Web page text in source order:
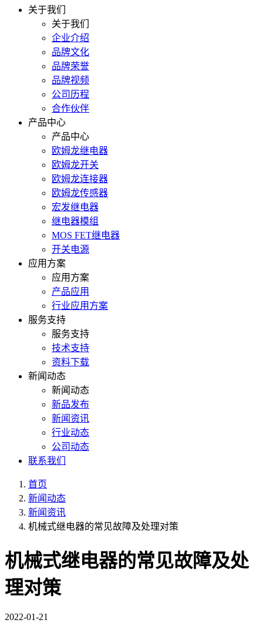
关于我们
关于我们
企业介绍
品牌文化
品牌荣誉
品牌视频
公司历程
合作伙伴
产品中心
产品中心
欧姆龙继电器
欧姆龙开关
欧姆龙连接器
欧姆龙传感器
宏发继电器
继电器模组
MOS FET继电器
开关电源
应用方案
应用方案
产品应用
行业应用方案
服务支持
服务支持
技术支持
资料下载
新闻动态
新闻动态
新品发布
新闻资讯
行业动态
公司动态
联系我们
首页
新闻动态
新闻资讯
机械式继电器的常见故障及处理对策
机械式继电器的常见故障及处
理对策
2022-01-21